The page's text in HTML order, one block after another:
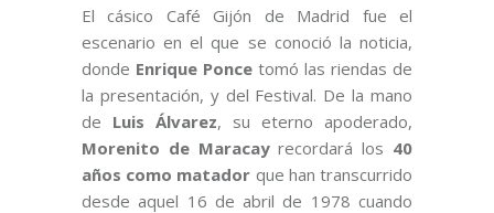
El cásico Café Gijón de Madrid fue el
escenario en el que se conoció la noticia,
donde Enrique Ponce tomó las riendas de
la presentación, y del Festival. De la mano
de Luis Álvarez, su eterno apoderado,
Morenito de Maracayrecordará los 40
años como matador que han transcurrido
desde aquel 16 de abril de 1978 cuando